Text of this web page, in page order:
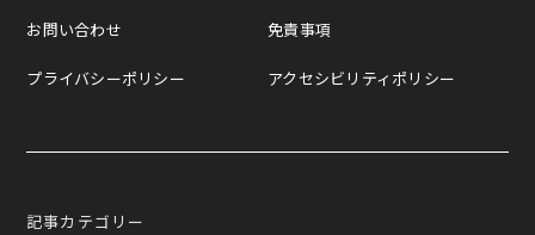
お問い合わせ
プライバシーポリシー
免責事項
アクセシビリティポリシー
記事カテゴリー